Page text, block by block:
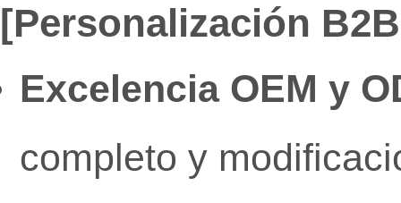
[Personalización
Excelencia OEM y
completo y